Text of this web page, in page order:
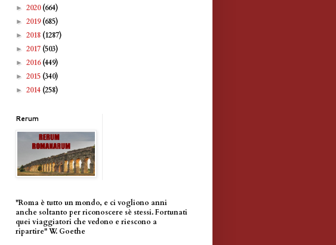
► 2020(664)
► 2019(685)
► 2018 (1287)
► 2017 (503)
► 2016(449)
► 2015 (340)
► 2014 (258)
Rerum
"Roma è tutto un mondo, e ci vogliono anni
anche soltanto per riconoscere sè stessi. Fortunati
quei viaggiatori che vedono e riescono a
ripartire" W. Goethe